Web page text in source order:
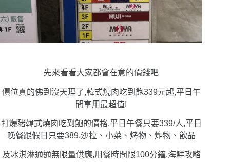
先來看看大家都會在意的價錢吧
價位真的佛到沒天理了,韓式燒肉吃到飽339元起,平日午
間享用最超值!
打爆豬韓式燒肉吃到飽的價格,平日午餐只要339/人,平日
晚餐跟假日只要389,沙拉、小菜、烤物、炸物、飲品
及冰淇淋通通無限量供應,用餐時間限100分鐘,海鮮攻略